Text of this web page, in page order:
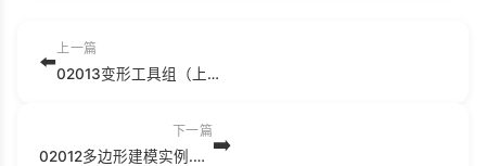
⬅️
上一篇
02013变形工具组（上）.mp4
下一篇
02012多边形建模实例.mp4 ➡️